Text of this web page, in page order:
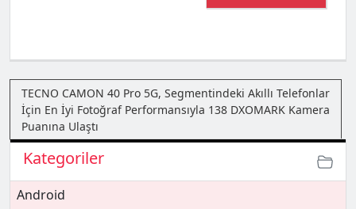
TECNO CAMON 40 Pro 5G, Segmentindeki Akıllı Telefonlar
İçin En İyi Fotoğraf Performansıyla 138 DXOMARK Kamera
Puanına Ulaştı
Kategoriler
Android